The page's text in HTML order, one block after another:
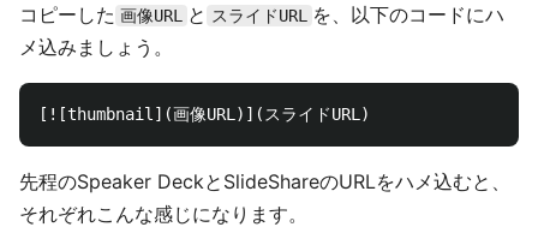
コピーした 画像URL と スライドURL
を、以下のコードにハ
メ込みましょう。
先程のSpeaker DeckとSlideShareのURLをハメ込むと、
それぞれこんな感じになります。